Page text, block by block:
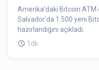
Amerika’daki Bitcoin
Salvador'da 1.500 yeni
hazırlandığını açıkladı.
1dk